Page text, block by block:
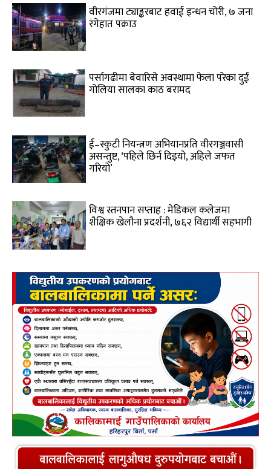
वीरगंजमा ट्याङ्करबाट हवाई इन्धन चोरी, ७ जना
रंगेहात पक्राउ
पर्सागढीमा बेवारिसे अवस्थामा फेला परेका दुई
गोलिया सालका काठ बरामद
ई–स्कुटी नियन्त्रण अभियानप्रति वीरगञ्जवासी
असन्तुष्ट, ‘पहिले छिर्न दिइयो, अहिले जफत
गरियो’
विश्व स्तनपान सप्ताह : मेडिकल कलेजमा
शैक्षिक खेलौना प्रदर्शनी, ७६२ विद्यार्थी सहभागी